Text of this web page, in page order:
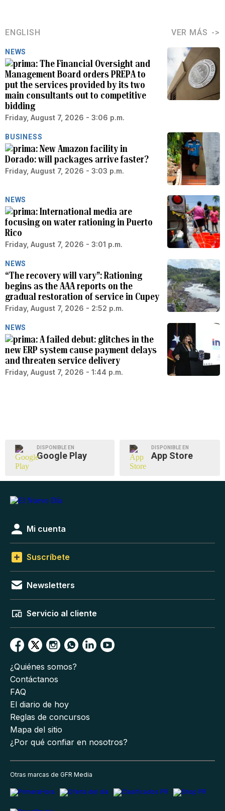
ENGLISH VER MÁS
NEWS
The Financial Oversight and
Management Board orders PREPA to
put the services provided by its two
main consultants out to competitive
bidding
Friday, August 7, 2026 - 3:06 p.m.
BUSINESS
New Amazon facility in
Dorado: will packages arrive faster?
Friday, August 7, 2026 - 3:03 p.m.
NEWS
International media are
focusing on water rationing in Puerto
Rico
Friday, August 7, 2026 - 3:01 p.m.
NEWS
“The recovery will vary”: Rationing
begins as the AAA reports on the
gradual restoration of service in Cupey
Friday, August 7, 2026 - 2:52 p.m.
NEWS
A failed debut: glitches in the
new ERP system cause payment delays
and threaten service delivery
Friday, August 7, 2026 - 1:44 p.m.
DISPONIBLE EN
Google Play
DISPONIBLE EN
App Store
Mi cuenta
Suscríbete
Newsletters
Servicio al cliente
¿Quiénes somos?
Contáctanos
FAQ
El diario de hoy
Reglas de concursos
Mapa del sitio
¿Por qué confiar en nosotros?
Otras marcas de GFR Media